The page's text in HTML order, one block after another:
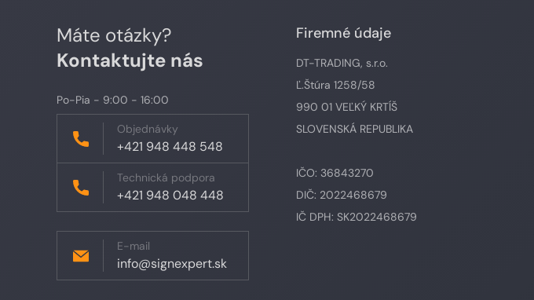
Máte otázky?
Kontaktujte nás
Po-Pia - 9:00 - 16:00
Objednávky
+421 948 448 548
Technická podpora
+421 948 048 448
E-mail
info@signexpert.sk
Firemné údaje
DT-TRADING, s.r.o.
Ľ.Štúra 1258/58
990 01 VEĽKÝ KRTÍŠ
SLOVENSKÁ REPUBLIKA
IČO: 36843270
DIČ: 2022468679
IČ DPH: SK2022468679